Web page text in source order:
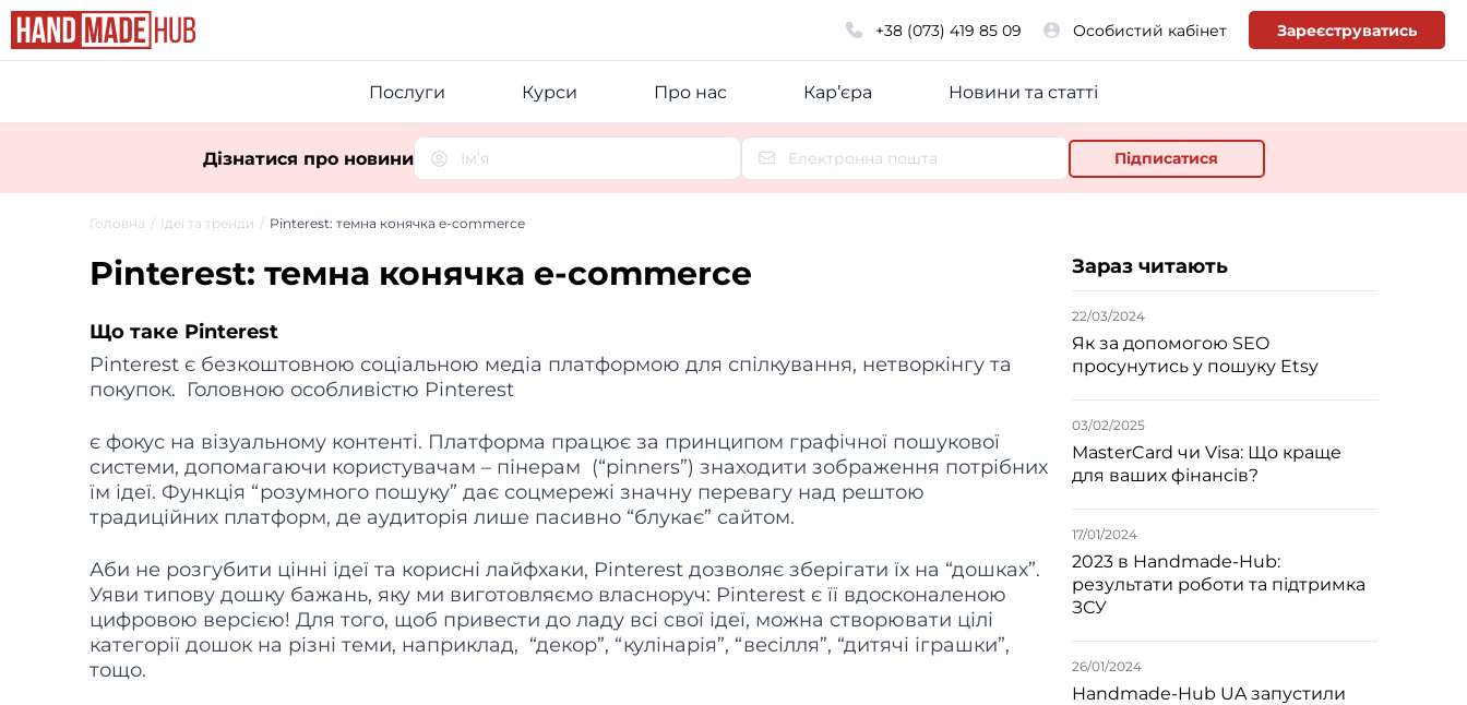
+38 (073) 419 85 09 Особистий кабінет Зареєструватись
Послуги Курси Про нас Кар’єра Новини та статті
Дізнатися про новини
Головна Ідеї та тренди Pinterest: темна конячка e-commerce
Pinterest: темна конячка e-commerce
Що таке Pinterest
Pinterest є безкоштовною соціальною медіа платформою для спілкування, нетворкінгу та
покупок. Головною особливістю Pinterest
є фокус на візуальному контенті. Платформа працює за принципом графічної пошукової
системи, допомагаючи користувачам – пінерам (“pinners”) знаходити зображення потрібних
їм ідеї. Функція “розумного пошуку” дає соцмережі значну перевагу над рештою
традиційних платформ, де аудиторія лише пасивно “блукає” сайтом.
Аби не розгубити цінні ідеї та корисні лайфхаки, Pinterest дозволяє зберігати їх на “дошках”.
Уяви типову дошку бажань, яку ми виготовляємо власноруч: Pinterest є її вдосконаленою
цифровою версією! Для того, щоб привести до ладу всі свої ідеї, можна створювати цілі
категорії дошок на різні теми, наприклад, “декор”, “кулінарія”, “весілля”, “дитячі іграшки”,
тощо.
Зараз читають
22/03/2024
Як за допомогою SEO
просунутись у пошуку Etsy
03/02/2025
MasterCard чи Visa: Що краще
для ваших фінансів?
17/01/2024
2023 в Handmade-Hub:
результати роботи та підтримка
ЗСУ
26/01/2024
Handmade-Hub UA запустили